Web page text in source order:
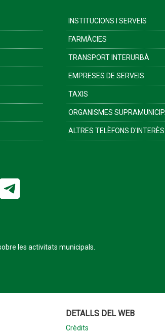
INSTITUCIONS I SERVEIS
FARMÀCIES
TRANSPORT INTERURBÀ
EMPRESES DE SERVEIS
TAXIS
ORGANISMES
ALTRES TELÈFONS D'INTERÈS
les activitats municipals.
DETALLS DEL WEB
Crèdits